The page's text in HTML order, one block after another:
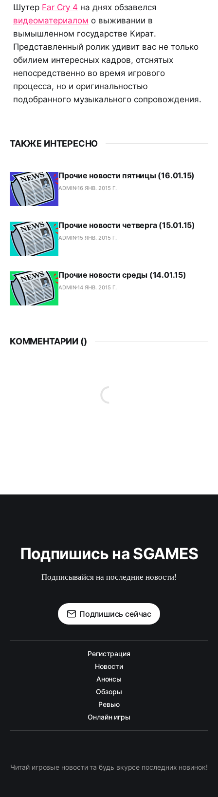
Шутер Far Cry 4 на днях обзавелся
видеоматериалом о выживании в
вымышленном государстве Кират.
Представленный ролик удивит вас не только
обилием интересных кадров, отснятых
непосредственно во время игрового
процесса, но и оригинальностью
подобранного музыкального сопровождения.
ТАКЖЕ ИНТЕРЕСНО
Прочие новости пятницы (16.01.15)
ADMIN16 ЯНВ. 2015 Г.
Прочие новости четверга (15.01.15)
ADMIN15 ЯНВ. 2015 Г.
Прочие новости среды (14.01.15)
ADMIN14 ЯНВ. 2015 Г.
КОММЕНТАРИИ ()
Подпишись на SGAMES
Подписывайся на последние новости!
Подпишись сейчас
Регистрация
Новости
Анонсы
Обзоры
Ревью
Онлайн игры
Читай игровые новости та будь вкурсе последних новинок!